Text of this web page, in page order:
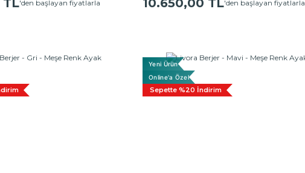
TL'den başlayan fiyatlarla 10.650,00 TL'den başlayan fiyatlarla
Yeni Ürün
Online'a Özel
Sepette %20 İndirim